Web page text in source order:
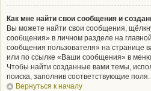
Как мне найти свои сообщения и
Вы можете найти свои сообщения,
сообщения» в личном разделе на
сообщения пользователя» на странице
или по ссылке «Ваши сообщения» в
Чтобы найти созданные вами темы,
поиска, заполнив соответствующие поля.
Вернуться к началу